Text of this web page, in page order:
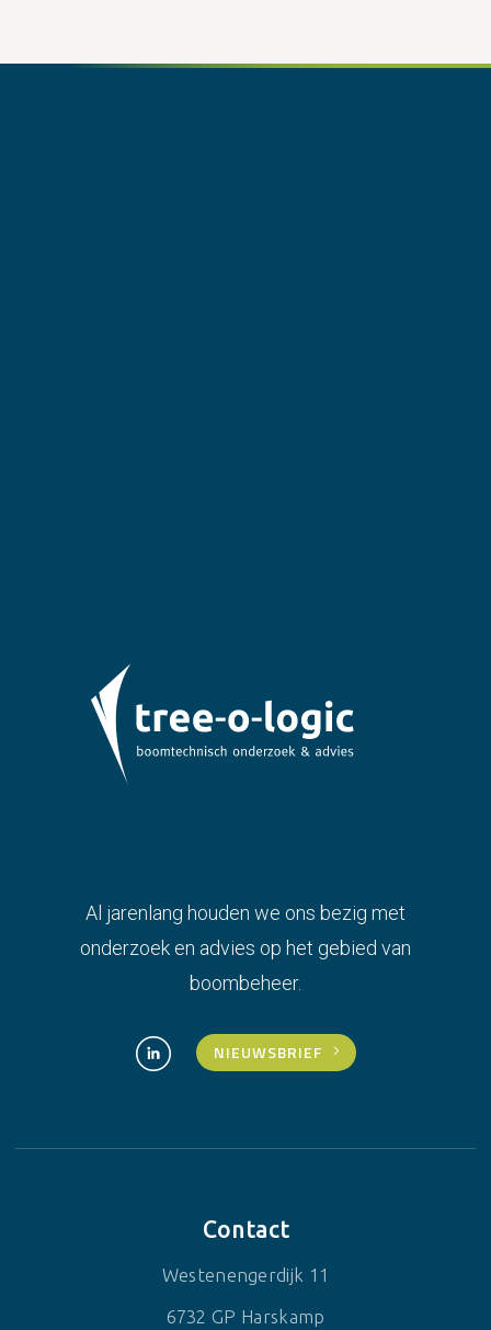
Al jarenlang houden we ons bezig met
onderzoek en advies op het gebied van
boombeheer.
NIEUWSBRIEF
Contact
Westenengerdijk 11
6732 GP Harskamp